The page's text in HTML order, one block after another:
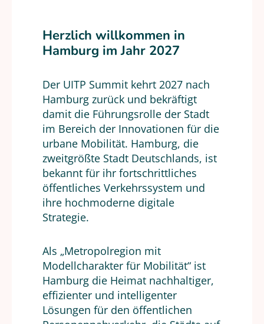
Herzlich willkommen in
Hamburg im Jahr 2027
Der UITP Summit kehrt 2027 nach
Hamburg zurück und bekräftigt
damit die Führungsrolle der Stadt
im Bereich der Innovationen für die
urbane Mobilität. Hamburg, die
zweitgrößte Stadt Deutschlands, ist
bekannt für ihr fortschrittliches
öffentliches Verkehrssystem und
ihre hochmoderne digitale
Strategie.
Als „Metropolregion mit
Modellcharakter für Mobilität“ ist
Hamburg die Heimat nachhaltiger,
effizienter und intelligenter
Lösungen für den öffentlichen